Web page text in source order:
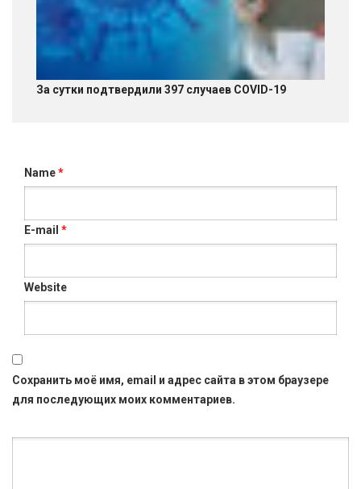
За сутки подтвердили 397 случаев COVID-19
Name*
E-mail *
Website
Сохранить моё имя, email и адрес сайта в этом браузере
для последующих моих комментариев.